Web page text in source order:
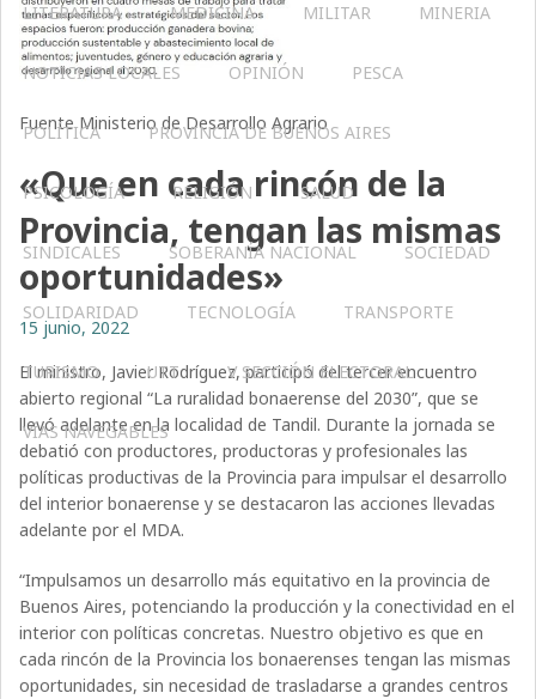
LITERATURA MEDICINA MILITAR MINERIA
NOTICIAS LOCALES OPINIÓN PESCA
POLÍTICA PROVINCIA DE BUENOS AIRES
PSICOLOGÍA RELIGIÓN SALUD
SINDICALES SOBERANÍA NACIONAL SOCIEDAD
SOLIDARIDAD TECNOLOGÍA TRANSPORTE
TURISMO UTT V SECCIÓN ELECTORAL
VÍAS NAVEGABLES
Fuente Ministerio de Desarrollo Agrario
«Que en cada rincón de la
Provincia, tengan las mismas
oportunidades»
15 junio, 2022
El ministro, Javier Rodríguez, participó del tercer encuentro
abierto regional “La ruralidad bonaerense del 2030”, que se
llevó adelante en la localidad de Tandil. Durante la jornada se
debatió con productores, productoras y profesionales las
políticas productivas de la Provincia para impulsar el desarrollo
del interior bonaerense y se destacaron las acciones llevadas
adelante por el MDA.
“Impulsamos un desarrollo más equitativo en la provincia de
Buenos Aires, potenciando la producción y la conectividad en el
interior con políticas concretas. Nuestro objetivo es que en
cada rincón de la Provincia los bonaerenses tengan las mismas
oportunidades, sin necesidad de trasladarse a grandes centros